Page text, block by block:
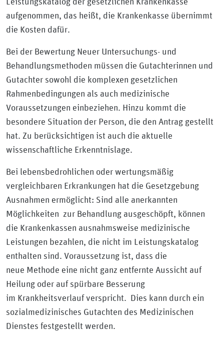
aufgenommen, das heißt, die Krankenkasse übernimmt
die Kosten dafür.
Bei der Bewertung Neuer Untersuchungs- und
Behandlungsmethoden müssen die Gutachterinnen und
Gutachter sowohl die komplexen gesetzlichen
Rahmenbedingungen als auch medizinische
Voraussetzungen einbeziehen. Hinzu kommt die
besondere Situation der Person, die den Antrag gestellt
hat. Zu berücksichtigen ist auch die aktuelle
wissenschaftliche Erkenntnislage.
Bei lebensbedrohlichen oder wertungsmäßig
vergleichbaren Erkrankungen hat die Gesetzgebung
Ausnahmen ermöglicht: Sind alle anerkannten
Möglichkeiten zur Behandlung ausgeschöpft, können
die Krankenkassen ausnahmsweise medizinische
Leistungen bezahlen, die nicht im Leistungskatalog
enthalten sind. Voraussetzung ist, dass die
neue Methode eine nicht ganz entfernte Aussicht auf
Heilung oder auf spürbare Besserung
im Krankheitsverlauf verspricht. Dies kann durch ein
sozialmedizinisches Gutachten des Medizinischen
Dienstes festgestellt werden.